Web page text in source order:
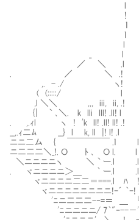
l
!
ｌ .l
ｌ .l ｌ l
l l ⌒＼
_ l l ／
／ ＼ .l
. ／ ＼ .!
,. - ./ ヽ! .l ,
( (:::::/ l l {.! ｀
,l ＼＼ ,,, iii, ii, .! .l
{| ` ､＼. k lli lll! .ll! l l
. ,.ｨl ヽ ! 'k ll! .ll! ll!
__,.ｨ二ﾑ __} l k, ll |!
ニニ二ム { ￣￣￣￣
ニ二二二＼_!. Ｏ ﾄ ､
＼ニニニニヽ ＼
. ヾニニニニ＞＿
ヾニニニニ二二
ヾニニニニニニニニ!ｰ´
'ﾆニ二二二-‐=
'ﾆニニニ